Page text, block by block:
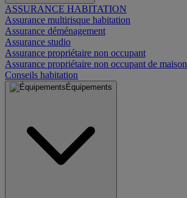
ASSURANCE HABITATION
Assurance multirisque habitation
Assurance déménagement
Assurance studio
Assurance propriétaire non occupant
Assurance propriétaire non occupant de maison
Conseils habitation
Équipements